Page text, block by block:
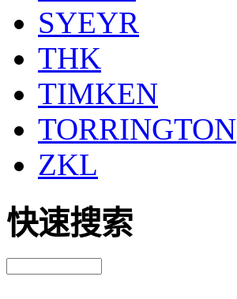
SYEYR
THK
TIMKEN
TORRINGTON
ZKL
快速搜索